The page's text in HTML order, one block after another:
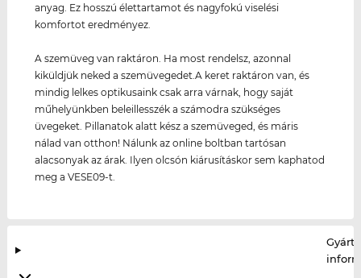
anyag. Ez hosszú élettartamot és nagyfokú viselési
komfortot eredményez.
A szemüveg van raktáron. Ha most rendelsz, azonnal
kiküldjük neked a szemüvegedet.A keret raktáron van, és
mindig lelkes optikusaink csak arra várnak, hogy saját
műhelyünkben beleillesszék a számodra szükséges
üvegeket. Pillanatok alatt kész a szemüveged, és máris
nálad van otthon! Nálunk az online boltban tartósan
alacsonyak az árak. Ilyen olcsón kiárusításkor sem kaphatod
meg a VESE09-t.